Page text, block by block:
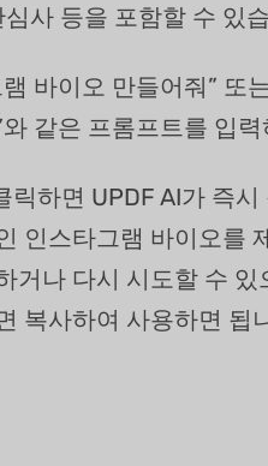
사 등을 포함할 수 있
바이오 만들어줘” 또
같은 프롬프트를 입
릭하면 UPDF AI가 즉
인스타그램 바이오를
거나 다시 시도할 수 있
복사하여 사용하면 됩